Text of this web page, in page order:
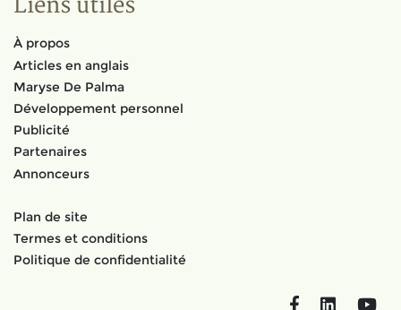
Liens utiles
À propos
Articles en anglais
Maryse De Palma
Développement personnel
Publicité
Partenaires
Annonceurs
Plan de site
Termes et conditions
Politique de confidentialité
FacebookLinkedIn